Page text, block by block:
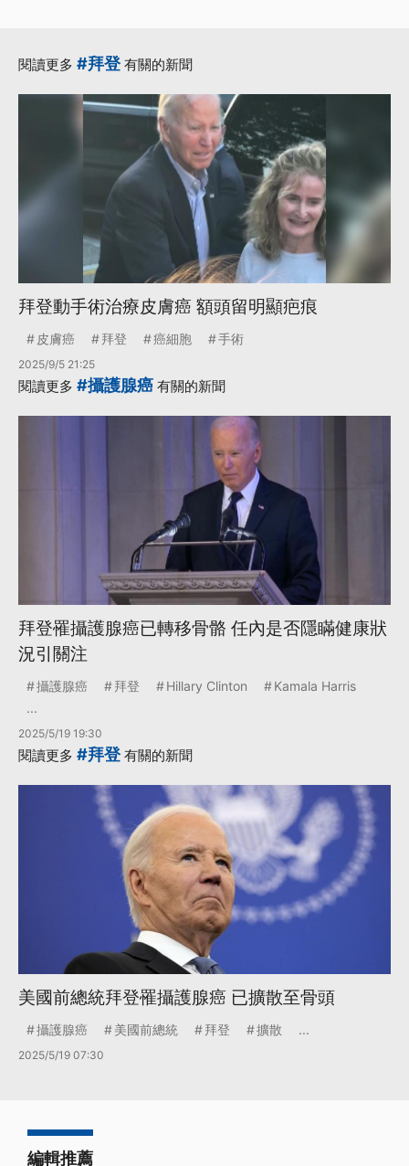
閱讀更多 #拜登有關的新聞
拜登動手術治療皮膚癌 額頭留明顯疤痕
皮膚癌 拜登 癌細胞 手術
2025/9/5 21:25
閱讀更多 #攝護腺癌 有關的新聞
拜登罹攝護腺癌已轉移骨骼 任內是否隱瞞健康狀
況引關注
攝護腺癌 拜登 Hillary Clinton
Kamala Harris
...
2025/5/19 19:30
閱讀更多 #拜登有關的新聞
美國前總統拜登罹攝護腺癌 已擴散至骨頭
攝護腺癌 美國前總統 拜登 擴散 ...
2025/5/19 07:30
編輯推薦